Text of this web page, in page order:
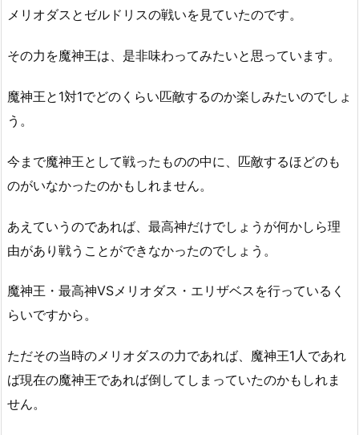
メリオダスとゼルドリスの戦いを見ていたのです。
その力を魔神王は、是非味わってみたいと思っています。
魔神王と1対1でどのくらい匹敵するのか楽しみたいのでしょ
う。
今まで魔神王として戦ったものの中に、匹敵するほどのも
のがいなかったのかもしれません。
あえていうのであれば、最高神だけでしょうが何かしら理
由があり戦うことができなかったのでしょう。
魔神王・最高神VSメリオダス・エリザベスを行っているく
らいですから。
ただその当時のメリオダスの力であれば、魔神王1人であれ
ば現在の魔神王であれば倒してしまっていたのかもしれま
せん。